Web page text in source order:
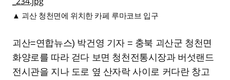
▲ 괴산 청천면에 위치한 카페 루마코브 입구
괴산=연합뉴스) 박건영 기자 = 충북 괴산군 청천면
화양로를 따라 걷다 보면 청천전통시장과 버섯랜드
전시관을 지나 도로 옆 산자락 사이로 커다란 창고